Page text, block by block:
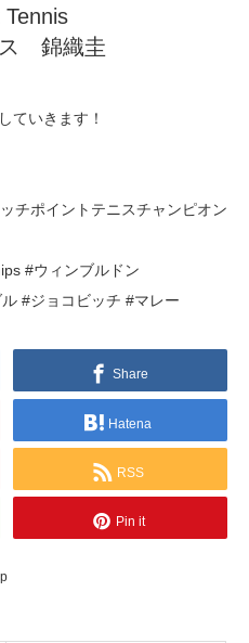
ス 錦織圭
ていきます！
チポイントテニスチャンピオン
#ウィンブルドン
#ジョコビッチ #マレー
Share
Hatena
RSS
Pin it